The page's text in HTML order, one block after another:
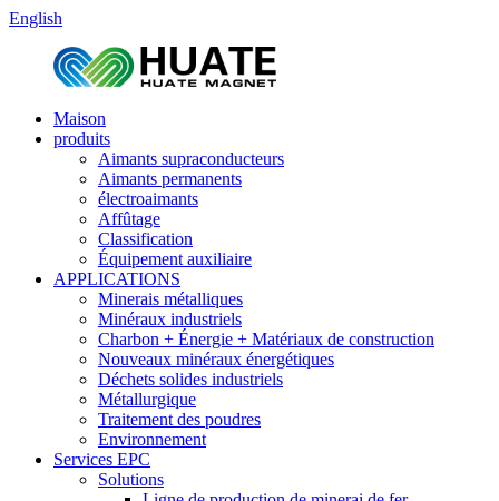
English
Maison
produits
Aimants supraconducteurs
Aimants permanents
électroaimants
Affûtage
Classification
Équipement auxiliaire
APPLICATIONS
Minerais métalliques
Minéraux industriels
Charbon + Énergie + Matériaux de construction
Nouveaux minéraux énergétiques
Déchets solides industriels
Métallurgique
Traitement des poudres
Environnement
Services EPC
Solutions